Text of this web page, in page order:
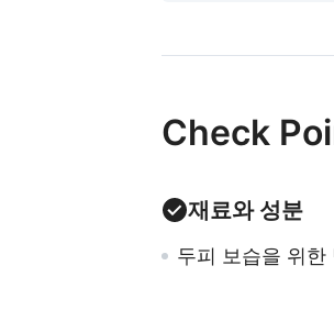
Check
재료와 성분
두피 보습을 위한